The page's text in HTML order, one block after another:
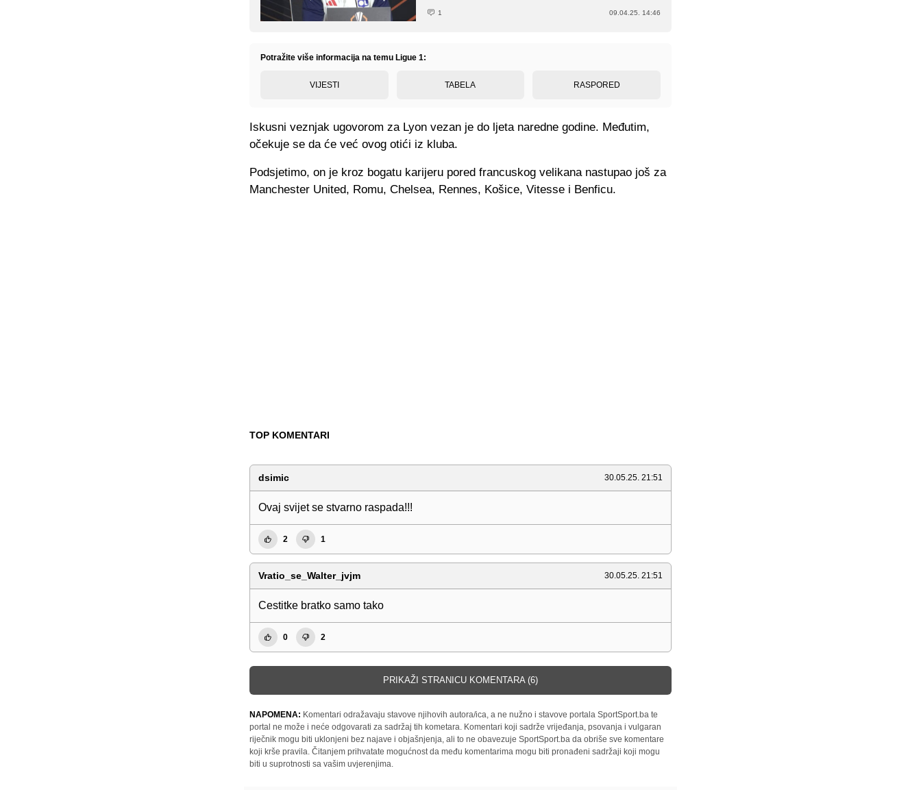
1 09.04.25. 14:46
Potražite više informacija na temu Ligue 1:
VIJESTI TABELA RASPORED
Iskusni veznjak ugovorom za Lyon vezan je do ljeta naredne godine. Međutim,
očekuje se da će već ovog otići iz kluba.
Podsjetimo, on je kroz bogatu karijeru pored francuskog velikana nastupao još za
Manchester United, Romu, Chelsea, Rennes, Košice, Vitesse i Benficu.
TOP KOMENTARI
dsimic 30.05.25. 21:51
Ovaj svijet se stvarno raspada!!!
2 1
Vratio_se_Walter_jvjm 30.05.25. 21:51
Cestitke bratko samo tako
0 2
PRIKAŽI STRANICU KOMENTARA (6)
NAPOMENA: Komentari odražavaju stavove njihovih autora/ica, a ne nužno i stavove portala SportSport.ba te
portal ne može i neće odgovarati za sadržaj tih kometara. Komentari koji sadrže vrijeđanja, psovanja i vulgaran
riječnik mogu biti uklonjeni bez najave i objašnjenja, ali to ne obavezuje SportSport.ba da obriše sve komentare
koji krše pravila. Čitanjem prihvatate mogućnost da među komentarima mogu biti pronađeni sadržaji koji mogu
biti u suprotnosti sa vašim uvjerenjima.